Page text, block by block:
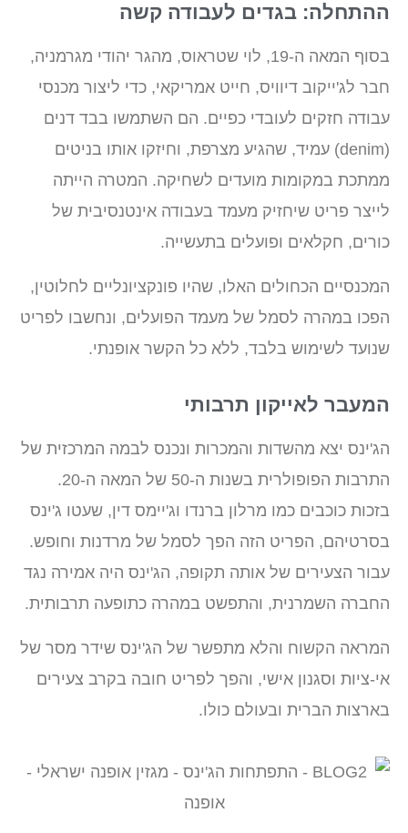
ההתחלה: בגדים לעבודה קשה
בסוף המאה ה-19, לוי שטראוס, מהגר יהודי מגרמניה,
חבר לג'ייקוב דיוויס, חייט אמריקאי, כדי ליצור מכנסי
עבודה חזקים לעובדי כפיים. הם השתמשו בבד דנים
(denim) עמיד, שהגיע מצרפת, וחיזקו אותו בניטים
ממתכת במקומות מועדים לשחיקה. המטרה הייתה
לייצר פריט שיחזיק מעמד בעבודה אינטנסיבית של
כורים, חקלאים ופועלים בתעשייה.
המכנסיים הכחולים האלו, שהיו פונקציונליים לחלוטין,
הפכו במהרה לסמל של מעמד הפועלים, ונחשבו לפריט
שנועד לשימוש בלבד, ללא כל הקשר אופנתי.
המעבר לאייקון תרבותי
הג'ינס יצא מהשדות והמכרות ונכנס לבמה המרכזית של
התרבות הפופולרית בשנות ה-50 של המאה ה-20.
בזכות כוכבים כמו מרלון ברנדו וג'יימס דין, שעטו ג'ינס
בסרטיהם, הפריט הזה הפך לסמל של מרדנות וחופש.
עבור הצעירים של אותה תקופה, הג'ינס היה אמירה נגד
החברה השמרנית, והתפשט במהרה כתופעה תרבותית.
המראה הקשוח והלא מתפשר של הג'ינס שידר מסר של
אי-ציות וסגנון אישי, והפך לפריט חובה בקרב צעירים
בארצות הברית ובעולם כולו.